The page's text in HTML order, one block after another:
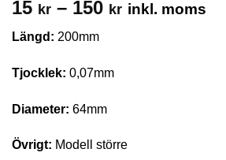
15 kr – 150 krPrisintervall:
inkl. moms
Längd: 200mm
Tjocklek: 0,07mm
Diameter: 64mm
Övrigt: Modell större